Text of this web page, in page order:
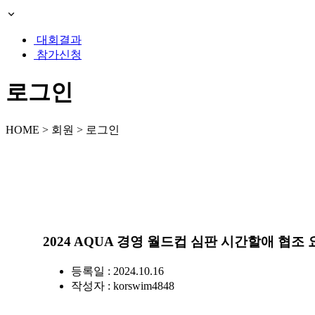
대회결과
참가신청
로그인
HOME > 회원 > 로그인
2024 AQUA 경영 월드컵 심판 시간할애 협조
등록일 : 2024.10.16
작성자 :korswim4848